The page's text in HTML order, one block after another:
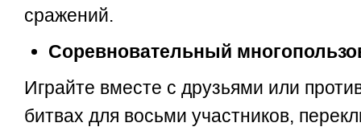
сражений.
Соревновательный
Играйте вместе с друзьями или
битвах для восьми участников,